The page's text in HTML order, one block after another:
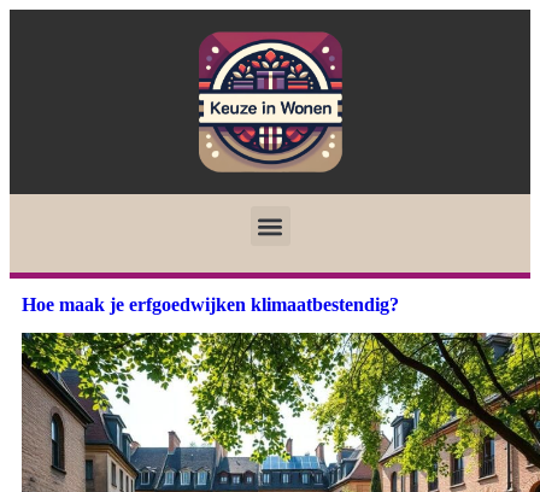
Hoe maak je erfgoedwijken klimaatbestendig?